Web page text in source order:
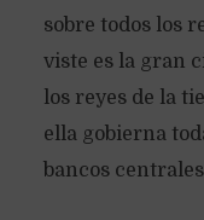
sobre todos los
viste es la gran
los reyes de la
ella gobierna
bancos